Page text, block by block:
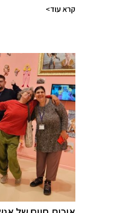
קרא עוד>